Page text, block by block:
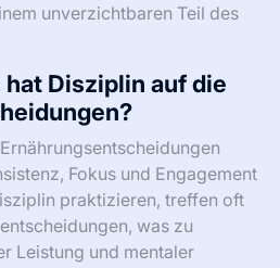
unverzichtbaren Teil des
Disziplin auf die
Fokus und Engagement
praktizieren, treffen oft
was zu
Leistung und mentaler